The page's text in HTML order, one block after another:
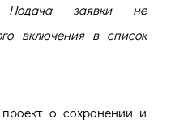
Подача заявки не
включения в список
о сохранении и